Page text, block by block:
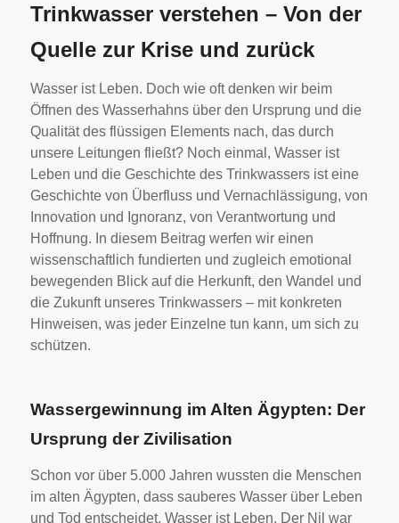
Trinkwasser verstehen – Von der
Quelle zur Krise und zurück
Wasser ist Leben. Doch wie oft denken wir beim
Öffnen des Wasserhahns über den Ursprung und die
Qualität des flüssigen Elements nach, das durch
unsere Leitungen fließt? Noch einmal, Wasser ist
Leben und die Geschichte des Trinkwassers ist eine
Geschichte von Überfluss und Vernachlässigung, von
Innovation und Ignoranz, von Verantwortung und
Hoffnung. In diesem Beitrag werfen wir einen
wissenschaftlich fundierten und zugleich emotional
bewegenden Blick auf die Herkunft, den Wandel und
die Zukunft unseres Trinkwassers – mit konkreten
Hinweisen, was jeder Einzelne tun kann, um sich zu
schützen.
Wassergewinnung im Alten Ägypten: Der
Ursprung der Zivilisation
Schon vor über 5.000 Jahren wussten die Menschen
im alten Ägypten, dass sauberes Wasser über Leben
und Tod entscheidet, Wasser ist Leben. Der Nil war